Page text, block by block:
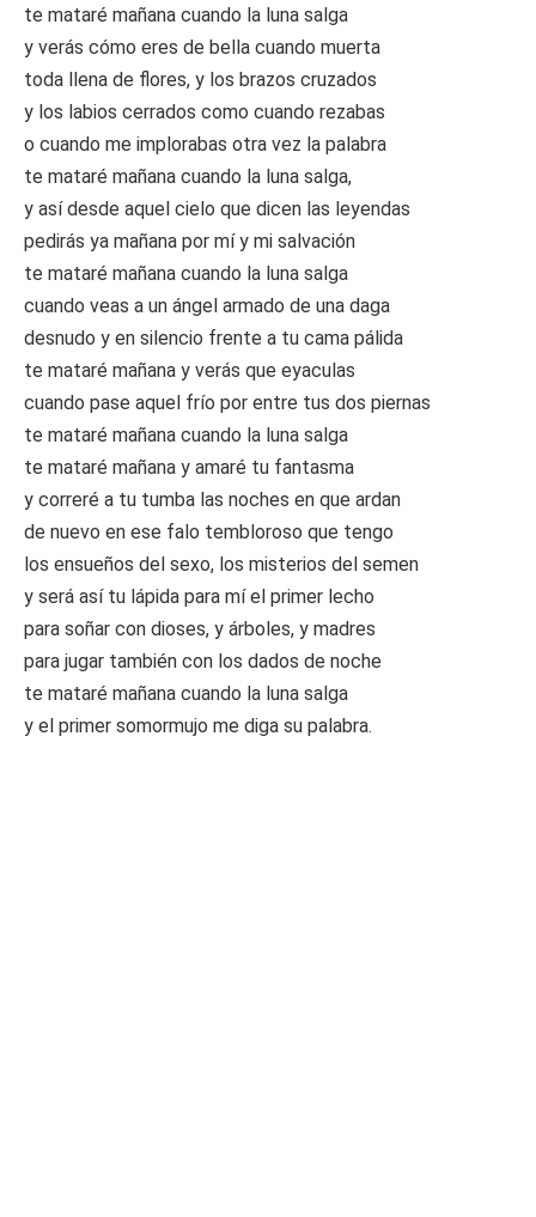
te mataré mañana cuando la luna salga
y verás cómo eres de bella cuando muerta
toda llena de flores, y los brazos cruzados
y los labios cerrados como cuando rezabas
o cuando me implorabas otra vez la palabra
te mataré mañana cuando la luna salga,
y así desde aquel cielo que dicen las leyendas
pedirás ya mañana por mí y mi salvación
te mataré mañana cuando la luna salga
cuando veas a un ángel armado de una daga
desnudo y en silencio frente a tu cama pálida
te mataré mañana y verás que eyaculas
cuando pase aquel frío por entre tus dos piernas
te mataré mañana cuando la luna salga
te mataré mañana y amaré tu fantasma
y correré a tu tumba las noches en que ardan
de nuevo en ese falo tembloroso que tengo
los ensueños del sexo, los misterios del semen
y será así tu lápida para mí el primer lecho
para soñar con dioses, y árboles, y madres
para jugar también con los dados de noche
te mataré mañana cuando la luna salga
y el primer somormujo me diga su palabra.